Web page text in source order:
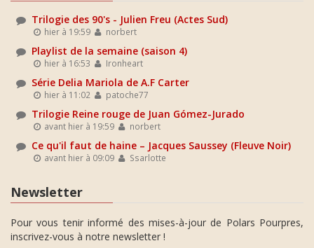
Trilogie des 90's - Julien Freu (Actes Sud)
hier à 19:59 norbert
Playlist de la semaine (saison 4)
hier à 16:53 Ironheart
Série Delia Mariola de A.F Carter
hier à 11:02 patoche77
Trilogie Reine rouge de Juan Gómez-Jurado
avant hier à 19:59 norbert
Ce qu'il faut de haine – Jacques Saussey (Fleuve Noir)
avant hier à 09:09 Ssarlotte
Newsletter
Pour vous tenir informé des mises-à-jour de Polars Pourpres,
inscrivez-vous à notre newsletter !